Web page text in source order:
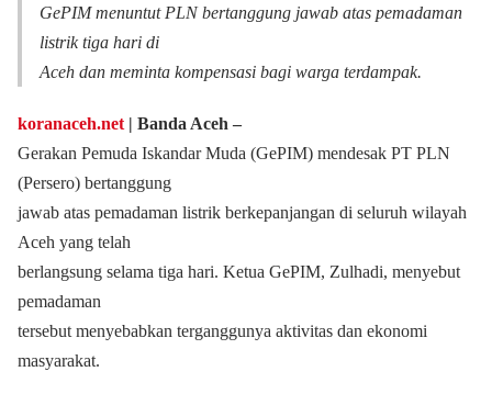
GePIM menuntut PLN bertanggung jawab atas pemadaman
listrik tiga hari di
Aceh dan meminta kompensasi bagi warga terdampak.
koranaceh.net | Banda Aceh –
Gerakan Pemuda Iskandar Muda (GePIM) mendesak PT PLN
(Persero) bertanggung
jawab atas pemadaman listrik berkepanjangan di seluruh wilayah
Aceh yang telah
berlangsung selama tiga hari. Ketua GePIM, Zulhadi, menyebut
pemadaman
tersebut menyebabkan terganggunya aktivitas dan ekonomi
masyarakat.